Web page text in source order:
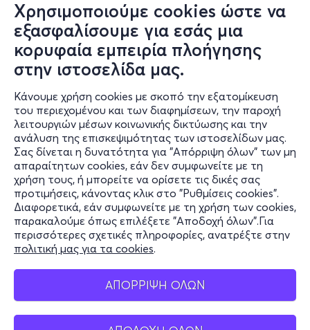
Χρησιμοποιούμε cookies ώστε να
εξασφαλίσουμε για εσάς μια
κορυφαία εμπειρία πλοήγησης
στην ιστοσελίδα μας.
Κάνουμε χρήση cookies με σκοπό την εξατομίκευση
του περιεχομένου και των διαφημίσεων, την παροχή
λειτουργιών μέσων κοινωνικής δικτύωσης και την
ανάλυση της επισκεψιμότητας των ιστοσελίδων μας.
Σας δίνεται η δυνατότητα για "Απόρριψη όλων" των μη
απαραίτητων cookies, εάν δεν συμφωνείτε με τη
χρήση τους, ή μπορείτε να ορίσετε τις δικές σας
προτιμήσεις, κάνοντας κλικ στο "Ρυθμίσεις cookies".
Διαφορετικά, εάν συμφωνείτε με τη χρήση των cookies,
παρακαλούμε όπως επιλέξετε "Αποδοχή όλων".Για
περισσότερες σχετικές πληροφορίες, ανατρέξτε στην
πολιτική μας για τα cookies.
ΑΠΟΡΡΙΨΗ ΟΛΩΝ
Πληροφορίες
Υποστήριξη
Stay Connected
Mobile app